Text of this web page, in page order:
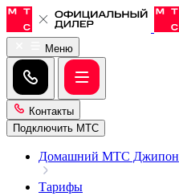
Меню
Контакты
Подключить МТС
Домашний МТС Джипон
Тарифы